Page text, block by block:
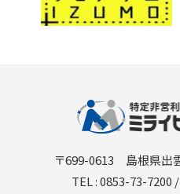
〒699-0613 島根県出
TEL : 0853-73-7200